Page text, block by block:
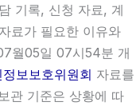
기록, 신청 자료, 계
료가 필요한 이유와
월05일 07시54분 개
보보호위원회 자료를
관 기준은 상황에 따